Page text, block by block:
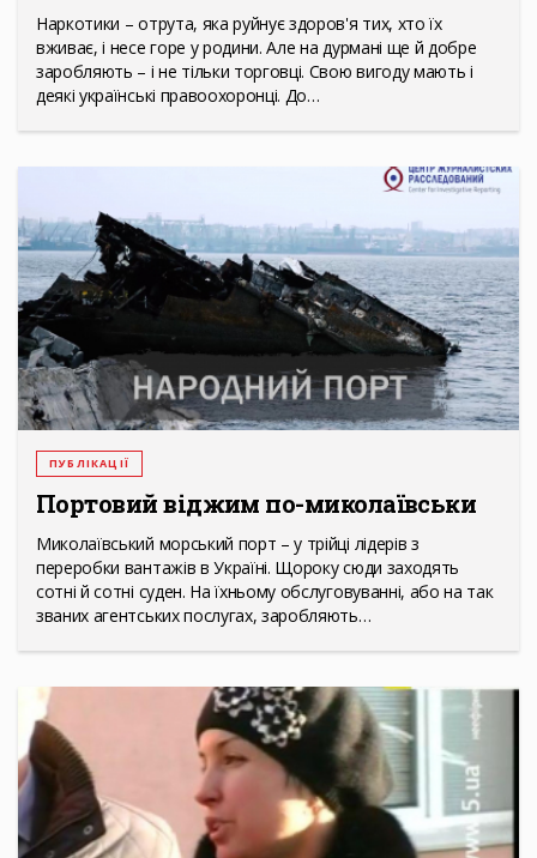
Наркотики – отрута, яка руйнує здоров'я тих, хто їх
вживає, і несе горе у родини. Але на дурмані ще й добре
заробляють – і не тільки торговці. Свою вигоду мають і
деякі українські правоохоронці. До…
ПУБЛІКАЦІЇ
Портовий віджим по-миколаївськи
Миколаївський морський порт – у трійці лідерів з
переробки вантажів в Україні. Щороку сюди заходять
сотні й сотні суден. На їхньому обслуговуванні, або на так
званих агентських послугах, заробляють…